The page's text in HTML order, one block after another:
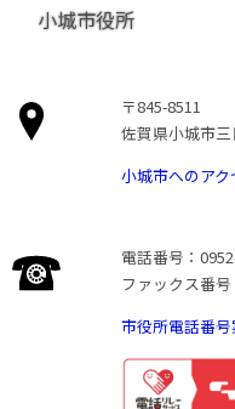
小城市役所
〒845-8511
佐賀県小城市
小城市へのアク
電話番号：
ファックス番
市役所電話番号